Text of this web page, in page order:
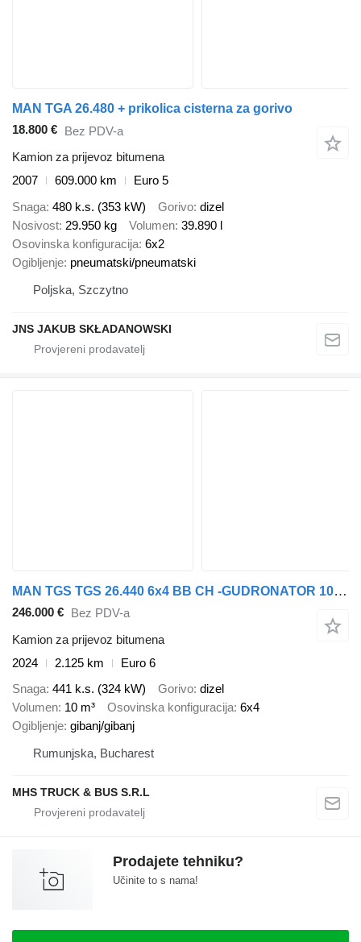
MAN TGA 26.480 + prikolica cisterna za gorivo
18.800 € Bez PDV-a
Kamion za prijevoz bitumena
2007
609.000 km
Euro 5
Snaga 480 k.s. (353 kW) Gorivo dizel
Nosivost 29.950 kg Volumen 39.890 l
Osovinska konfiguracija 6x2
Ogibljenje pneumatski/pneumatski
Poljska, Szczytno
JNS JAKUB SKŁADANOWSKI
MAN TGS TGS 26.440 6x4 BB CH -GUDRONATOR 10.000 Litri
246.000 € Bez PDV-a
Kamion za prijevoz bitumena
2024
2.125 km
Euro 6
Snaga 441 k.s. (324 kW) Gorivo dizel
Volumen 10 m³ Osovinska konfiguracija 6x4
Ogibljenje gibanj/gibanj
Rumunjska, Bucharest
MHS TRUCK & BUS S.R.L
Prodajete tehniku?
Učinite to s nama!